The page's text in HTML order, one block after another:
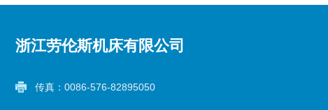
浙江劳伦斯机床有限公司
传真：0086-576-82895050